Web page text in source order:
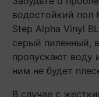
водостойкий пол
Step Alpha Vinyl
серый пиленный,
пропускают воду
ним не будет
В случае с